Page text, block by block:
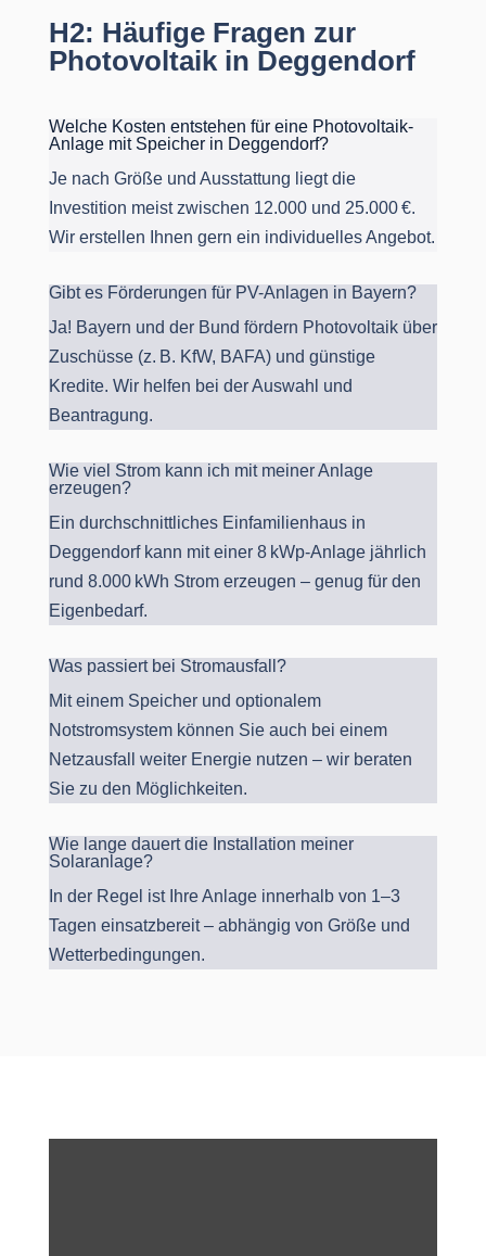
H2: Häufige Fragen zur
Photovoltaik in Deggendorf
Welche Kosten entstehen für eine Photovoltaik-
Anlage mit Speicher in Deggendorf?
Je nach Größe und Ausstattung liegt die
Investition meist zwischen 12.000 und 25.000 €.
Wir erstellen Ihnen gern ein individuelles Angebot.
Gibt es Förderungen für PV-Anlagen in Bayern?
Ja! Bayern und der Bund fördern Photovoltaik über
Zuschüsse (z. B. KfW, BAFA) und günstige
Kredite. Wir helfen bei der Auswahl und
Beantragung.
Wie viel Strom kann ich mit meiner Anlage
erzeugen?
Ein durchschnittliches Einfamilienhaus in
Deggendorf kann mit einer 8 kWp-Anlage jährlich
rund 8.000 kWh Strom erzeugen – genug für den
Eigenbedarf.
Was passiert bei Stromausfall?
Mit einem Speicher und optionalem
Notstromsystem können Sie auch bei einem
Netzausfall weiter Energie nutzen – wir beraten
Sie zu den Möglichkeiten.
Wie lange dauert die Installation meiner
Solaranlage?
In der Regel ist Ihre Anlage innerhalb von 1–3
Tagen einsatzbereit – abhängig von Größe und
Wetterbedingungen.